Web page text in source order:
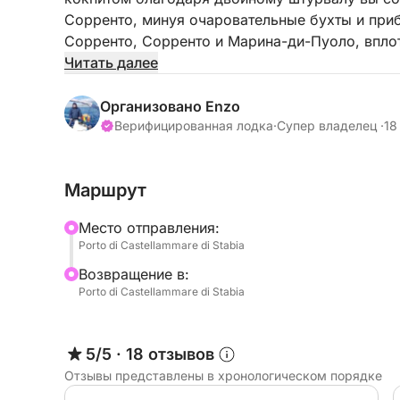
Сорренто, минуя очаровательные бухты и
Сорренто, Сорренто и Марина-ди-Пуоло,
очарованием или Нерано на Амальфитанском
Яхта имеет просторные, хорошо
дерева. Предпочтение отдается небольшим
Яхта находится в отличном состоянии и
Амальфитанского побережья, а также из
общественном транспорте. На территории
Предлагается приветственный напиток.
Читать далее
Организовано Enzo
Верифицированная лодка·Супер владелец ·
Маршрут
Mесто отправления:
Porto di Castellammare di Stabia
Bозвращение в:
Porto di Castellammare di Stabia
5/5 · 18 отзывов
Отзывы представлены в хронологическом порядке